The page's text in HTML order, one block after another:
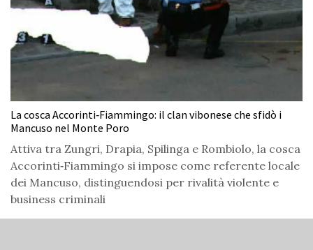
La cosca Accorinti‑Fiammingo: il clan vibonese che sfidò i
Mancuso nel Monte Poro
Attiva tra Zungri, Drapia, Spilinga e Rombiolo, la cosca
Accorinti‑Fiammingo si impose come referente locale
dei Mancuso, distinguendosi per rivalità violente e
business criminali